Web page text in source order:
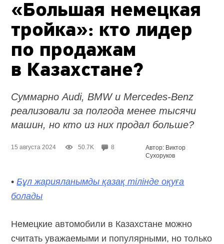
«Большая немецкая
тройка»: кто лидер
по продажам
в Казахстане?
Суммарно Audi, BMW и Mercedes-Benz
реализовали за полгода менее тысячи
машин, но кто из них продал больше?
15 августа 2024 50.7K 8
Автор: Виктор
Сухоруков
•Бұл жарияланымды қазақ тілінде оқуға
болады
Немецкие автомобили в Казахстане можно
считать уважаемыми и популярными, но только